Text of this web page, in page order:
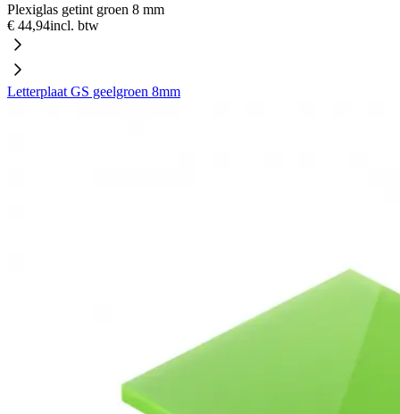
Plexiglas getint groen 8 mm
€ 44,94incl. btw
Letterplaat GS geelgroen 8mm